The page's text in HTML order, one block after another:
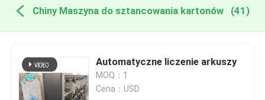
Chiny Maszyna do sztancowania kartonów (41)
Automatyczne liczenie arkuszy
MOQ：1
Cena：USD